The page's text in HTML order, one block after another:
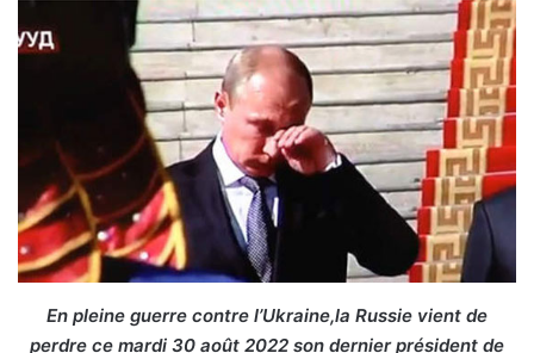
En pleine guerre contre l’Ukraine,la Russie vient de
perdre ce mardi 30 août 2022 son dernier président de